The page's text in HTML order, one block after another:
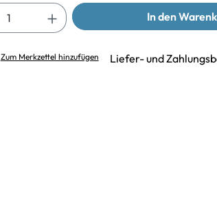
In den
Zum Merkzettel hinzufügen Liefer- und